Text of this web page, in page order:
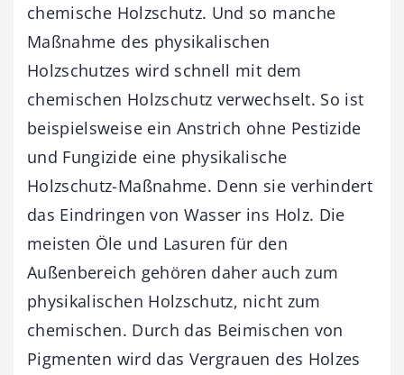
chemische Holzschutz. Und so manche
Maßnahme des physikalischen
Holzschutzes wird schnell mit dem
chemischen Holzschutz verwechselt. So ist
beispielsweise ein Anstrich ohne Pestizide
und Fungizide eine physikalische
Holzschutz-Maßnahme. Denn sie verhindert
das Eindringen von Wasser ins Holz. Die
meisten Öle und Lasuren für den
Außenbereich gehören daher auch zum
physikalischen Holzschutz, nicht zum
chemischen. Durch das Beimischen von
Pigmenten wird das Vergrauen des Holzes